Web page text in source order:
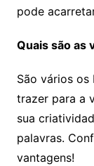
pode
Quais são as
São vários
trazer para a
sua
palavras.
vantagens!